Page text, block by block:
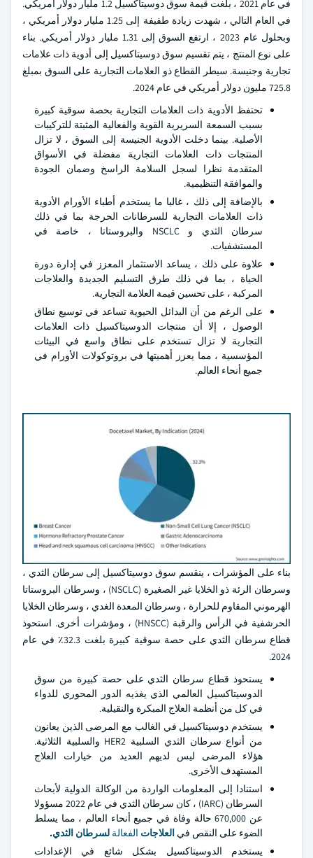
في عام 2021 ، بلغت قيمة سوق دوسيتاكسيل 1.2 مليار دولار أمريكي.
في العام التالي ، شهدت زيادة طفيفة إلى 1.25 مليار دولار أمريكي ،
وبحلول عام 2023 ، ارتفع السوق إلى 1.31 مليار دولار أمريكي. بناء
على نوع المنتج ، يتم تقسيم سوق دوسيتاكسيل إلى أدوية ذات علامات
تجارية وجنيسة. سيطر القطاع ذو العلامات التجارية على السوق بمبلغ
725.8 مليون دولار أمريكي في عام 2024.
تحتفظ الأدوية ذات العلامات التجارية بحصة سوقية كبيرة
بسبب السمعة السريرية القوية والفعالية المثبتة للتركيبات
الأصلية. بينما دخلت الأدوية الجنيسة إلى السوق ، لا تزال
المنتجات ذات العلامات التجارية مفضلة في الأسواق
المتقدمة نظرا لسجل السلامة الراسخ وضمان الجودة
والموافقة التنظيمية.
بالإضافة إلى ذلك ، غالبا ما يستخدم أطباء الأورام الأدوية
ذات العلامات التجارية للسرطانات الحرجة بما في ذلك
سرطان الثدي و NSCLC والبروستاتا ، خاصة في
المستشفيات.
علاوة على ذلك ، يساعد الاستثمار المعزز في إدارة دورة
الحياة ، بما في ذلك طرق التسليم الجديدة والعلاجات
المركبة ، على تحسين قيمة العلامة التجارية.
على الرغم من أن البدائل الحيوية تساعد في توسيع نطاق
الوصول ، إلا أن منتجات الدوسيتاكسيل ذات العلامات
التجارية لا تزال تستخدم على نطاق واسع في البيئات
المؤسسية ، مما يعزز أهميتها في بروتوكولات الأورام في
جميع أنحاء العالم.
بناء على المؤشرات ، ينقسم سوق دوسيتاكسيل إلى سرطان الثدي ،
وسرطان الرئة ذو الخلايا غير الصغيرة (NSCLC) ، وسرطان البروستاتا
الهرموني المقاوم للحرارة ، وسرطان المعدة الغدي ، وسرطان الخلايا
الحرشفية في الرأس والرقبة (HNSCC) ، ومؤشرات أخرى. استحوذ
قطاع سرطان الثدي على حصة سوقية كبيرة بلغت 32.3٪ في عام
2024.
يستحوذ قطاع سرطان الثدي على حصة كبيرة من سوق
الدوسيتاكسيل العالمي الذي يغذيه الدور المحوري للدواء
في كل من أنظمة العلاج المبكرة والنقيلية.
يستخدم دوسيتاكسيل في الغالب مع المرضى الذين يعانون
من أنواع سرطان الثدي السلبية HER2 والسلبية الثلاثية.
هؤلاء المرضى ليس لديهم العديد من خيارات العلاج
المستهدف الأخرى.
استنادا إلى المعلومات الواردة من الوكالة الدولية لأبحاث
السرطان (IARC) ، كان سرطان الثدي في عام 2022 مسؤولا
عن 670,000 حالة وفاة في جميع أنحاء العالم ، مما يسلط
الضوء على النقص في العلاجات الفعالة لسرطان الثدي.
يستخدم الدوسيتاكسيل بشكل شائع في الإعدادات